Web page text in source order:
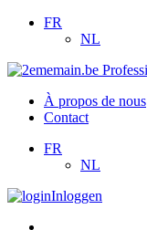
FR
NL
À propos de nous
Contact
FR
NL
Inloggen